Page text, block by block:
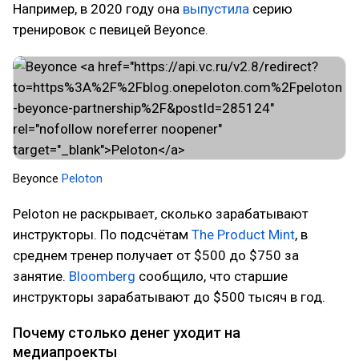
Например, в 2020 году она выпустила серию
тренировок с певицей Beyonce.
Beyonce Peloton
Peloton не раскрывает, сколько зарабатывают
инструкторы. По подсчётам The Product Mint, в
среднем тренер получает от $500 до $750 за
занятие. Bloomberg сообщило, что старшие
инструкторы зарабатывают до $500 тысяч в год.
Почему столько денег уходит на
медиапроекты